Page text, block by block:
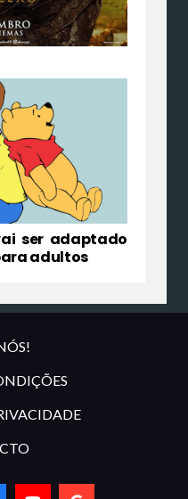
ser adaptado
adultos